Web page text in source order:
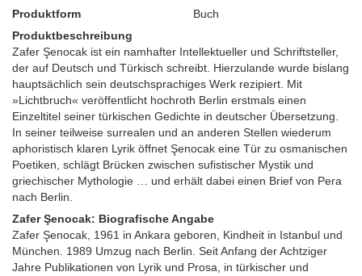
Produktform
Buch
Produktbeschreibung
Zafer Şenocak ist ein namhafter Intellektueller und Schriftsteller,
der auf Deutsch und Türkisch schreibt. Hierzulande wurde bislang
hauptsächlich sein deutschsprachiges Werk rezipiert. Mit
»Lichtbruch« veröffentlicht hochroth Berlin erstmals einen
Einzeltitel seiner türkischen Gedichte in deutscher Übersetzung.
In seiner teilweise surrealen und an anderen Stellen wiederum
aphoristisch klaren Lyrik öffnet Şenocak eine Tür zu osmanischen
Poetiken, schlägt Brücken zwischen sufistischer Mystik und
griechischer Mythologie … und erhält dabei einen Brief von Pera
nach Berlin.
Zafer Şenocak: Biografische Angabe
Zafer Şenocak, 1961 in Ankara geboren, Kindheit in Istanbul und
München. 1989 Umzug nach Berlin. Seit Anfang der Achtziger
Jahre Publikationen von Lyrik und Prosa, in türkischer und